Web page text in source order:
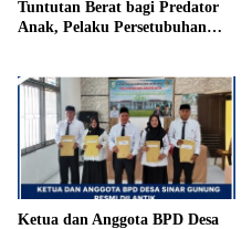
Tuntutan Berat bagi Predator
Anak, Pelaku Persetubuhan
Penjara
Ketua dan Anggota BPD Desa